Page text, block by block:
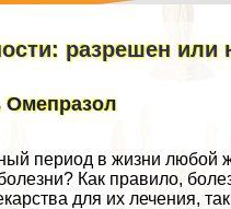
разрешен или
период в жизни
Как правило,
для их лечения,